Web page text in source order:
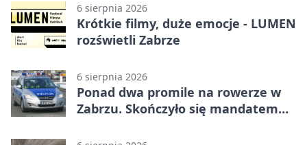
6 sierpnia 2026
Krótkie filmy, duże emocje - LUMEN
rozświetli Zabrze
6 sierpnia 2026
Ponad dwa promile na rowerze w
Zabrzu. Skończyło się mandatem